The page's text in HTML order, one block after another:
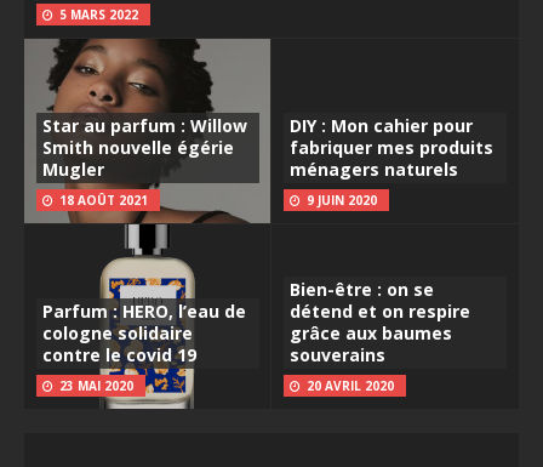
5 MARS 2022
Star au parfum : Willow
Smith nouvelle égérie
Mugler
18 AOÛT 2021
DIY : Mon cahier pour
fabriquer mes produits
ménagers naturels
9 JUIN 2020
Parfum : HERO, l’eau de
cologne solidaire
contre le covid 19
23 MAI 2020
Bien-être : on se
détend et on respire
grâce aux baumes
souverains
20 AVRIL 2020